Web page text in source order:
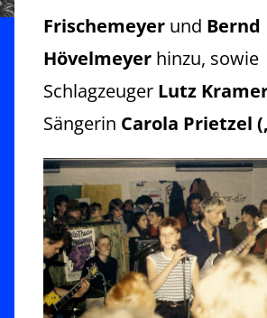
Frischemeyer und Bernd
Hövelmeyer hinzu, sowie
Schlagzeuger Lutz
Sängerin Carola Prietzel